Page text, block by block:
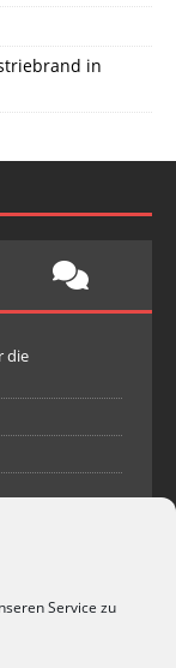
Service zu
in
die
in